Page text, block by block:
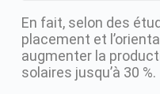
En fait, selon des
placement et
augmenter la
solaires jusqu’à 30 %.